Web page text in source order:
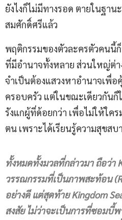
ยังไงก็ไม่มีทางรอด ตายในฐา
สมศักดิ์ศรีแล้ว
พฤติกรรมของตัวละครตัวคนนี้
ที่มีอำนาจทั้งหลาย ส่วนใหญ่ต่า
จำเป็นต้องแสวงหาอำนาจเพื่อ
ครอบครัว แต่ในขณะเดียวกัน
รังแกผู้ที่ด้อยกว่า เพื่อไม่ให้ใค
ตน เพราะได้เรียนรู้ความสุขส
ทั้งหมดทั้งมวลที่กล่าวมา ถือว่า
วรรณกรรมที่เป็นภาพสะท้อน
อย่างดี แต่สุดท้าย Kingdom
สงสัย ไม่ว่าจะเป็นการที่ซอมบี้